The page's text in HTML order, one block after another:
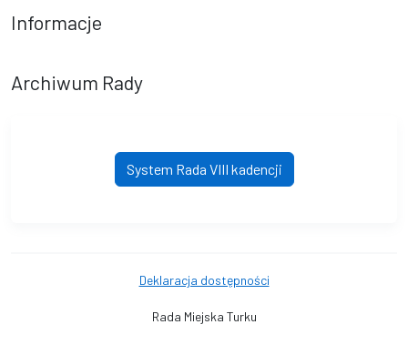
Informacje
Archiwum Rady
System Rada VIII kadencji
Rada Miejska Turku
Deklaracja dostępności